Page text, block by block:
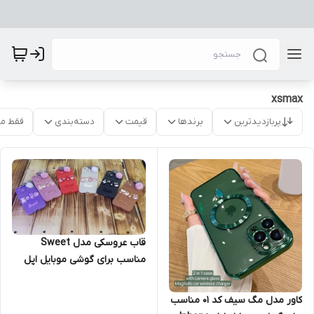
xsmax
پربازدیدترین برندها قیمت دسته‌بندی فقط
کاور مدل مگ سیف کد 01 مناسب
قاب عروسکی مدل Sweet
مناسب برای گوشی موبایل اپل